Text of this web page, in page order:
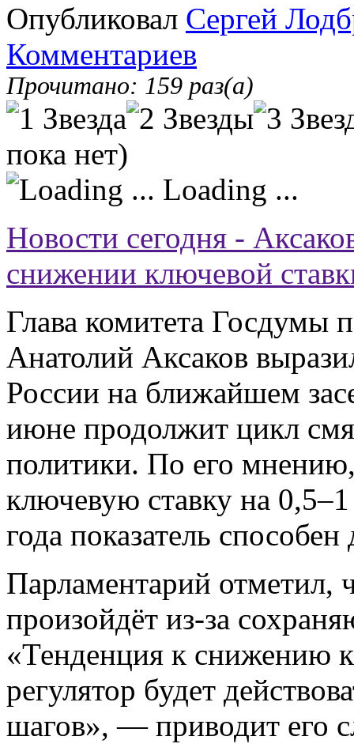
Опубликовал Сергей
Комментариев
Прочитано: 159 раз(а)
пока нет)
Loading ...
Новости сегодня -
снижении ключевой
Глава комитета Госдумы
Анатолий Аксаков
России на ближайшем
июне продолжит цикл
политики. По его
ключевую ставку на
года показатель
Парламентарий отметил,
произойдёт из-за
«Тенденция к снижению
регулятор будет
шагов», — приводит его